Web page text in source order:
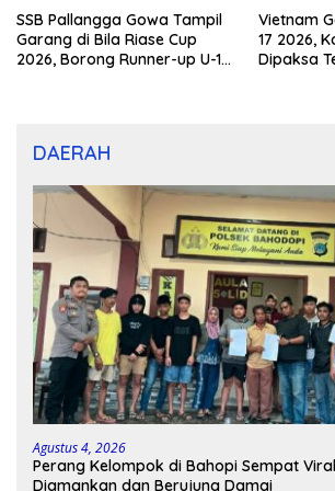
SSB Pallangga Gowa Tampil
Garang di Bila Riase Cup
2026, Borong Runner-up U-10
Vietnam
17 2026,
Dipaksa
DAERAH
Agustus 4, 2026
Perang Kelompok di Bahopi Sempat
Diamankan dan Berujung Damai